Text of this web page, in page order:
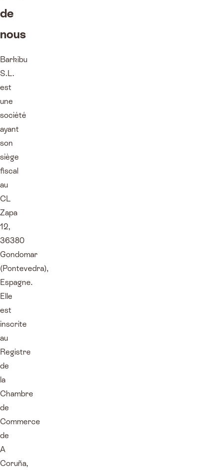
de
nous
Barkibu
S.L.
est
une
société
ayant
son
siège
fiscal
au
CL
Zapa
12,
36380
Gondomar
(Pontevedra),
Espagne.
Elle
est
inscrite
au
Registre
de
la
Chambre
de
Commerce
de
A
Coruña,